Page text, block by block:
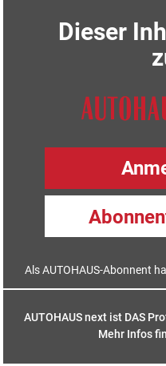
Dieser
Als AUTOHAUS-Abonnent
AUTOHAUS next ist DAS
Mehr Infos